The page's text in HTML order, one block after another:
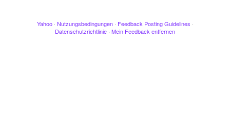
Yahoo · Nutzungsbedingungen · Feedback Posting Guidelines ·
Datenschutzrichtlinie · Mein Feedback entfernen